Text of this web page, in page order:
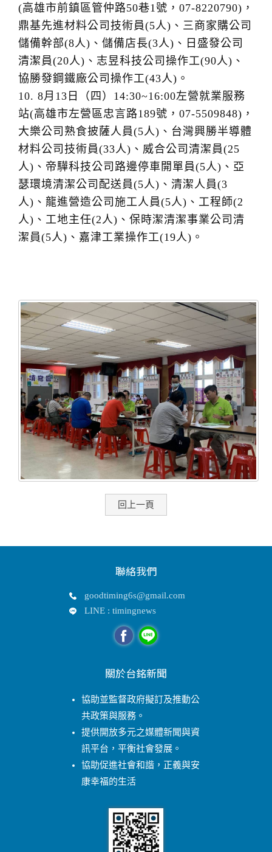
(高雄市前鎮區管仲路50巷1號，07-8220790)，
鼎基先進材料公司技術員(5人)、三商家購公司
儲備幹部(8人)、儲備店長(3人)、日盛發公司
清潔員(20人)、志昱科技公司操作工(90人)、
協勝發鋼鐵廠公司操作工(43人)。
10. 8月13日（四）14:30~16:00左營就業服務
站(高雄市左營區忠言路189號，07-5509848)，
大樂公司熟食披薩人員(5人)、台灣興勝半導體
材料公司技術員(33人)、威合公司清潔員(25
人)、帝驊科技公司路邊停車開單員(5人)、亞
瑟環境清潔公司配送員(5人)、清潔人員(3
人)、龍進營造公司施工人員(5人)、工程師(2
人)、工地主任(2人)、保時潔清潔事業公司清
潔員(5人)、嘉津工業操作工(19人)。
回上一頁
聯絡我們
goodtiming6s@gmail.com
LINE : timingnews
關於台銘新聞
協助並監督政府擬訂及推動公
共政策與服務。
提供開放多元之媒體新聞與資
訊平台，平衡社會發展。
協助促進社會和諧，正義與安
康幸福的生活